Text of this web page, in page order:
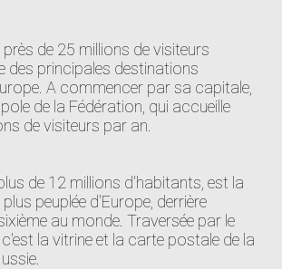
près de 25 millions de visiteurs
des principales destinations
A commencer par sa capitale,
de la Fédération, qui accueille
de visiteurs par an.
de 12 millions d'habitants, est la
peuplée d'Europe, derrière
au monde. Traversée par le
la vitrine et la carte postale de la